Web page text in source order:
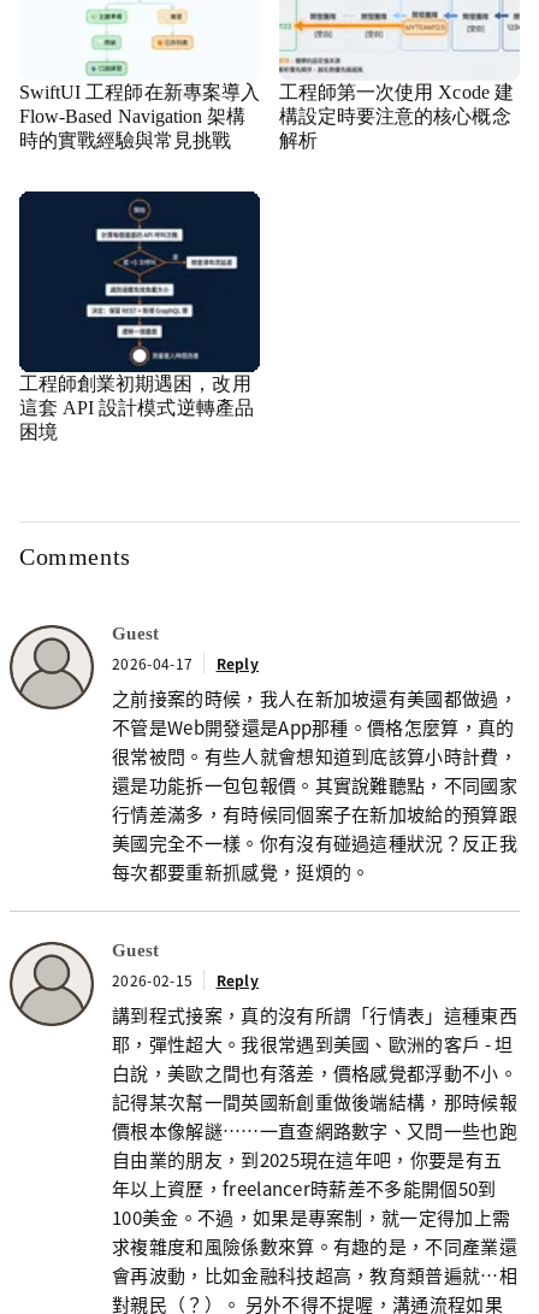
SwiftUI 工程師在新專案導入
Flow-Based Navigation 架構
時的實戰經驗與常見挑戰
工程師第一次使用 Xcode 建
構設定時要注意的核心概念
解析
工程師創業初期遇困，改用
這套 API 設計模式逆轉產品
困境
Comments
Guest
2026-04-17 Reply
之前接案的時候，我人在新加坡還有美國都做過，
不管是Web開發還是App那種。價格怎麼算，真的
很常被問。有些人就會想知道到底該算小時計費，
還是功能拆一包包報價。其實說難聽點，不同國家
行情差滿多，有時候同個案子在新加坡給的預算跟
美國完全不一樣。你有沒有碰過這種狀況？反正我
每次都要重新抓感覺，挺煩的。
Guest
2026-02-15 Reply
講到程式接案，真的沒有所謂「行情表」這種東西
耶，彈性超大。我很常遇到美國、歐洲的客戶 - 坦
白說，美歐之間也有落差，價格感覺都浮動不小。
記得某次幫一間英國新創重做後端結構，那時候報
價根本像解謎……一直查網路數字、又問一些也跑
自由業的朋友，到2025現在這年吧，你要是有五
年以上資歷，freelancer時薪差不多能開個50到
100美金。不過，如果是專案制，就一定得加上需
求複雜度和風險係數來算。有趣的是，不同產業還
會再波動，比如金融科技超高，教育類普遍就…相
對親民（？）。 另外不得不提喔，溝通流程如果